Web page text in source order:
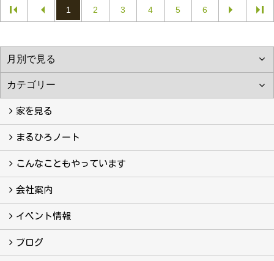
1 2 3 4 5 6
家を見る
フォトギャラリー
現場レポート
完工事例
お客様の声
まるひろノート
真っ直ぐの家づくり
自慢の大工たち
こだわりの自然素材
快適な家のエッセンス
注文住宅ができるまで
こんなこともやっています
こんなこともやっています
会社案内
会社案内
まるひろの人
スタッフ紹介
プライバシーポリシー
イベント情報
イベント予告
イベント報告
ブログ